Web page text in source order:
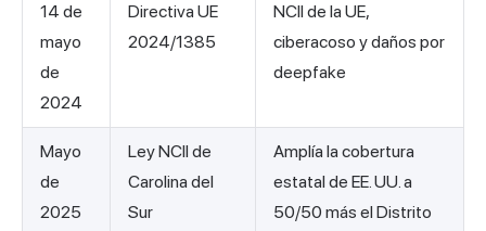
14 de
mayo
de
2024
Directiva UE
2024/1385
NCII de la UE,
ciberacoso y daños por
deepfake
Mayo
de
2025
Ley NCII de
Carolina del
Sur
Amplía la cobertura
estatal de EE. UU. a
50/50 más el Distrito